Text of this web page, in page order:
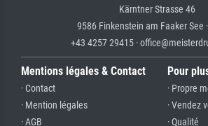
Kärntner Strasse 46
9586 Finkenstein am Faaker See
+43 4257 29415 ·
Mentions légales & Contact
· Contact
· Mention légales
· AGB
Pour
· Propre
· Vendez
· Qualité